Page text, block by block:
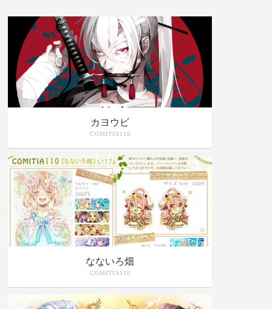
カヨウビ
COMITIA110
なないろ畑
COMITIA110